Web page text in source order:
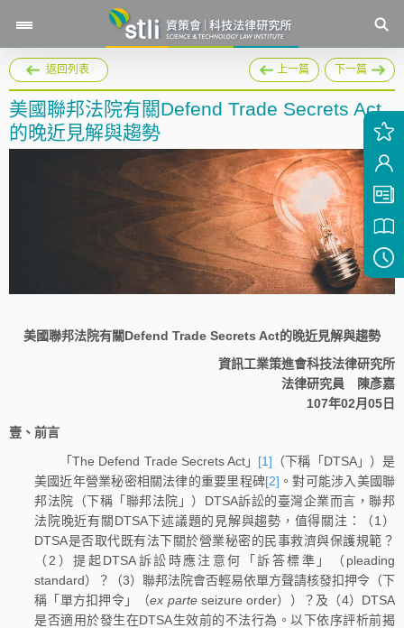
返回列表 上一篇 下一篇
美國聯邦法院有關Defend Trade Secrets Act
的晚近見解與趨勢
美國聯邦法院有關Defend Trade Secrets Act的晚近見解與趨勢
資訊工業策進會科技法律研究所
法律研究員 陳彥嘉
107年02月05日
壹、前言
「The Defend Trade Secrets Act」 [1] （下稱「DTSA」）是
美國近年營業秘密相關法律的重要里程碑[2] 。對可能涉入美國聯
邦法院（下稱「聯邦法院」）DTSA訴訟的臺灣企業而言，聯邦
法院晚近有關DTSA下述議題的見解與趨勢，值得關注：（1）
DTSA是否取代既有法下關於營業秘密的民事救濟與保護規範？
（2）提起DTSA訴訟時應注意何「訴答標準」（pleading
standard）？（3）聯邦法院會否輕易依單方聲請核發扣押令（下
稱「單方扣押令」（ex parteseizure order））？及（4）DTSA
是否適用於發生在DTSA生效前的不法行為。以下依序評析前揭